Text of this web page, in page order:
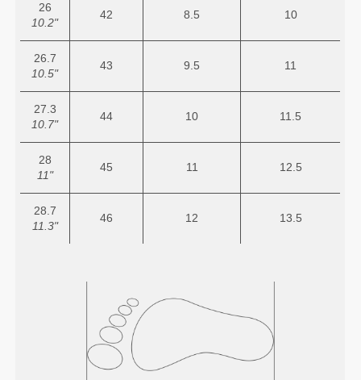
26
10.2"
42 8.5 10
26.7
10.5"
43 9.5 11
27.3
10.7"
44 10 11.5
28
11"
45 11 12.5
28.7
11.3"
46 12 13.5